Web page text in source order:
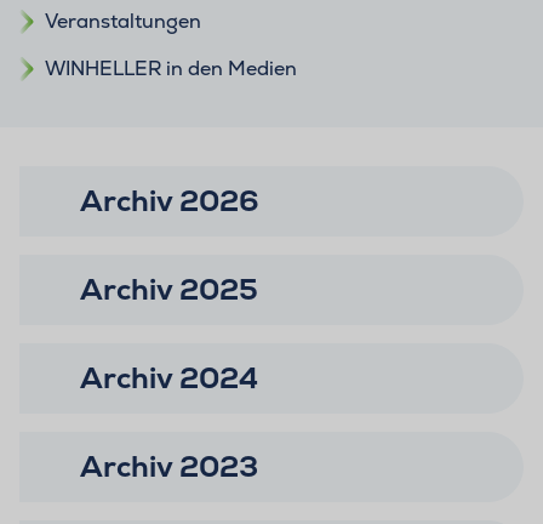
Veranstaltungen
WINHELLER in den Medien
Archiv 2026
Archiv 2025
Archiv 2024
Archiv 2023